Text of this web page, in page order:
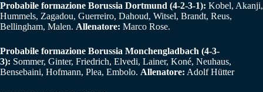
Probabile formazione Borussia Dortmund (4-2-3-1): Kobel, Akanji,
Hummels, Zagadou, Guerreiro, Dahoud, Witsel, Brandt, Reus,
Bellingham, Malen. Allenatore: Marco Rose.
Probabile formazione Borussia Monchengladbach (4-3-
3): Sommer, Ginter, Friedrich, Elvedi, Lainer, Koné, Neuhaus,
Bensebaini, Hofmann, Plea, Embolo. Allenatore: Adolf Hütter